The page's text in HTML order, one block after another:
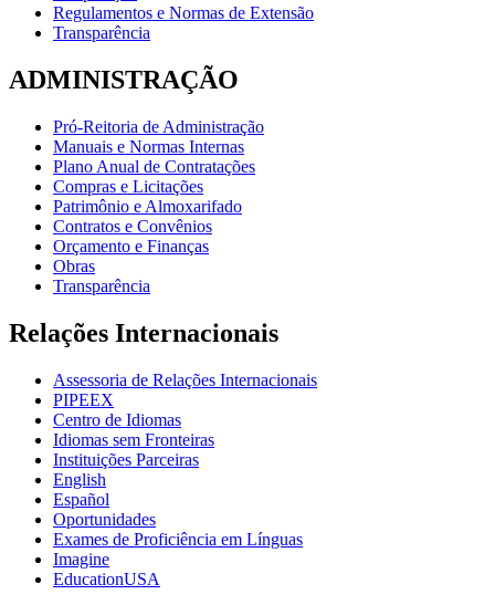
Regulamentos e Normas de Extensão
Transparência
ADMINISTRAÇÃO
Pró-Reitoria de Administração
Manuais e Normas Internas
Plano Anual de Contratações
Compras e Licitações
Patrimônio e Almoxarifado
Contratos e Convênios
Orçamento e Finanças
Obras
Transparência
Relações Internacionais
Assessoria de Relações Internacionais
PIPEEX
Centro de Idiomas
Idiomas sem Fronteiras
Instituições Parceiras
English
Español
Oportunidades
Exames de Proficiência em Línguas
Imagine
EducationUSA